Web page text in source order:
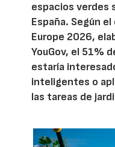
espacios verdes
España. Según
Europe 2026,
YouGov, el 51%
estaría
inteligentes o
las tareas de